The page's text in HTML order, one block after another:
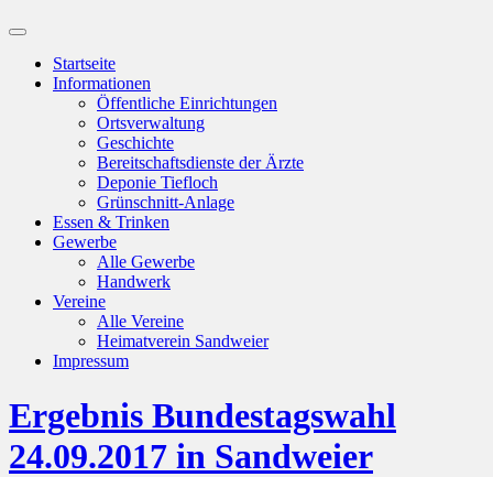
Suchfeld
ein-/ausblenden
Startseite
Informationen
Öffentliche Einrichtungen
Ortsverwaltung
Geschichte
Bereitschaftsdienste der Ärzte
Deponie Tiefloch
Grünschnitt-Anlage
Essen & Trinken
Gewerbe
Alle Gewerbe
Handwerk
Vereine
Alle Vereine
Heimatverein Sandweier
Impressum
Ergebnis Bundestagswahl
24.09.2017 in Sandweier